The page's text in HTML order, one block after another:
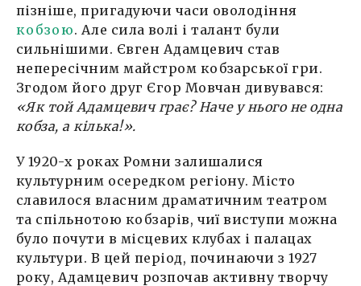
пізніше, пригадуючи часи оволодіння
кобзою. Але сила волі і талант були
сильнішими. Євген Адамцевич став
непересічним майстром кобзарської гри.
Згодом його друг Єгор Мовчан дивувався:
«Як той Адамцевич грає? Наче у нього не одна
кобза, а кілька!».
У 1920-х роках Ромни залишалися
культурним осередком регіону. Місто
славилося власним драматичним театром
та спільнотою кобзарів, чиї виступи можна
було почути в місцевих клубах і палацах
культури. В цей період, починаючи з 1927
року, Адамцевич розпочав активну творчу